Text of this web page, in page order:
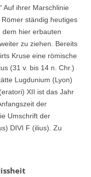
Auf ihrer Marschlinie
ständig heutiges
dem hier erbauten
zu ziehen. Bereits
Kruse eine römische
(31 v. bis 14 n. Chr.)
Lugdunium (Lyon)
XII ist das Jahr
der
Umschrift der
DIVI F (ilius). Zu